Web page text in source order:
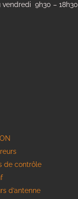
9h30 – 18h30
de contrôle
d’antenne